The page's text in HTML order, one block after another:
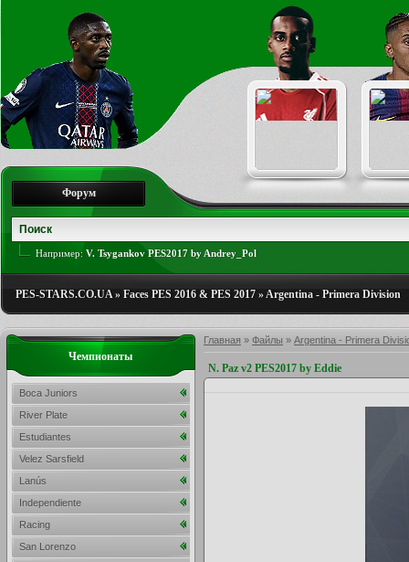
Форум
Например: V. Tsygankov PES2017 by Andrey_Pol
PES-STARS.CO.UA» Faces PES 2016 & PES 2017 »Argentina - Primera Division
Главная » Файлы » Argentina - Primera
N. Paz v2 PES2017 by Eddie
Чемпионаты
Boca Juniors
River Plate
Estudiantes
Velez Sarsfield
Lanús
Independiente
Racing
San Lorenzo